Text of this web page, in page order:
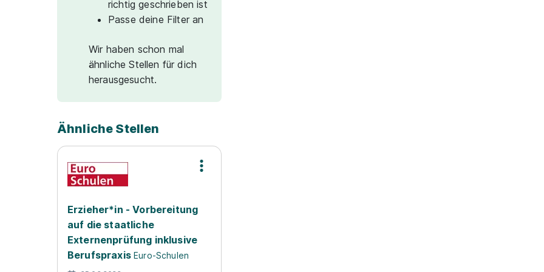
richtig geschrieben ist
Passe deine Filter an
Wir haben schon mal
ähnliche Stellen für dich
herausgesucht.
Ähnliche Stellen
Erzieher*in - Vorbereitung
auf die staatliche
Externenprüfung inklusive
Berufspraxis Euro-Schulen